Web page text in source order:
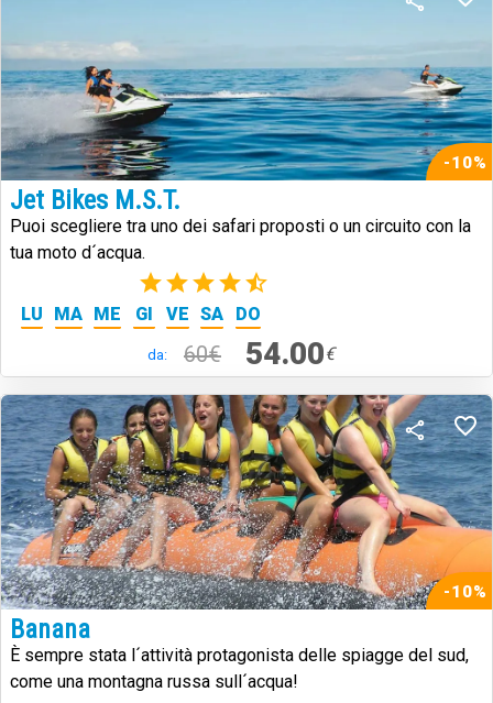
-10%
Jet Bikes M.S.T.
Puoi scegliere tra uno dei safari proposti o un circuito con la
tua moto d´acqua.
(2)
LU MA ME GI VE SA DO
da: 60€ 54.00€
-10%
Banana
È sempre stata l´attività protagonista delle spiagge del sud,
come una montagna russa sull´acqua!